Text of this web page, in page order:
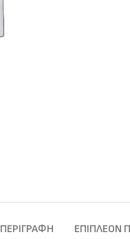
ΠΕΡΙΓΡΑΦΉ ΕΠΙΠΛΈΟΝ